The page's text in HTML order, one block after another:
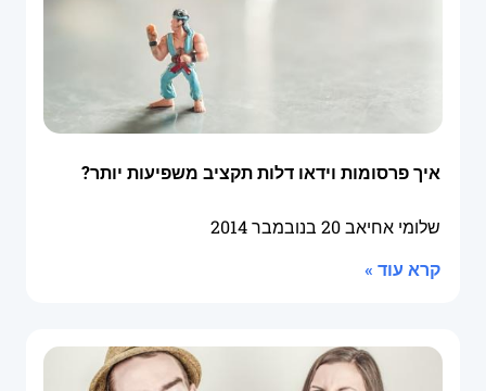
איך פרסומות וידאו דלות תקציב משפיעות יותר?
שלומי אחיאב20 בנובמבר 2014
קרא עוד »